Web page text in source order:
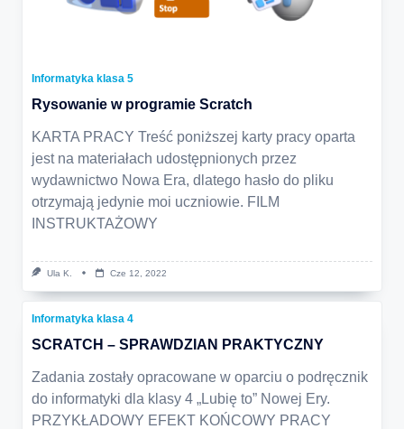
Informatyka klasa 5
Rysowanie w programie Scratch
KARTA PRACY Treść poniższej karty pracy oparta
jest na materiałach udostępnionych przez
wydawnictwo Nowa Era, dlatego hasło do pliku
otrzymają jedynie moi uczniowie. FILM
INSTRUKTAŻOWY
Ula K. Cze 12, 2022
Informatyka klasa 4
SCRATCH – SPRAWDZIAN PRAKTYCZNY
Zadania zostały opracowane w oparciu o podręcznik
do informatyki dla klasy 4 „Lubię to” Nowej Ery.
PRZYKŁADOWY EFEKT KOŃCOWY PRACY